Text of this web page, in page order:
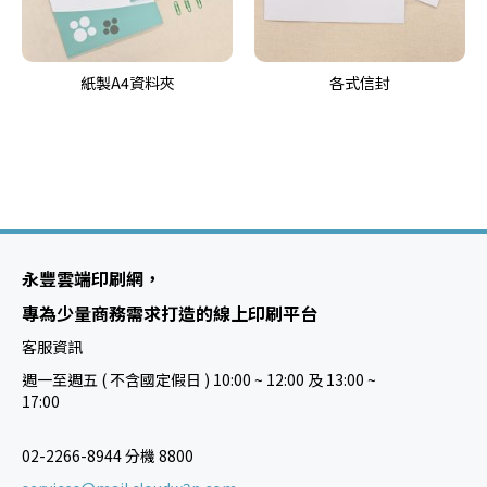
紙製A4資料夾 各式信封
永豐雲端印刷網，
專為少量商務需求打造的線上印刷平台
客服資訊
週一至週五 ( 不含國定假日 ) 10:00 ~ 12:00 及 13:00 ~
17:00
02-2266-8944 分機 8800